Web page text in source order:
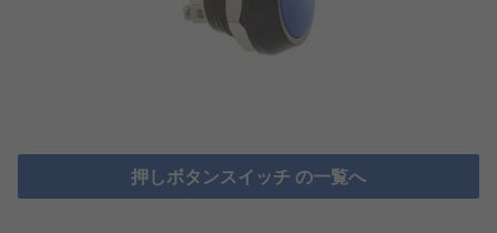
押しボタンスイッチ の一覧へ